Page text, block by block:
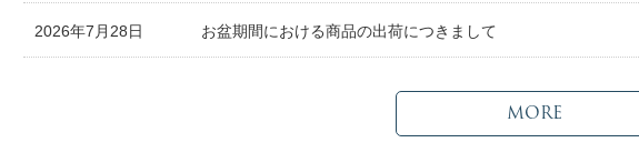
2026年7月28日 お盆期間における商品の出荷につきまして
MORE